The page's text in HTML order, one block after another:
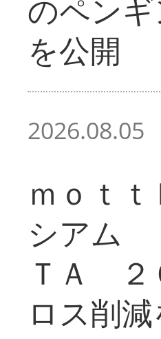
のペン
を公開
2026.08.05
ｍｏｔ
シアム
ＴＡ ２
ロス削